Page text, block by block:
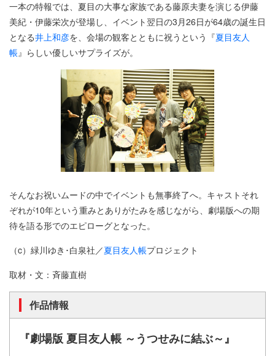
一本の特報では、夏目の大事な家族である藤原夫妻を演じる伊藤
美紀・伊藤栄次が登場し、イベント翌日の3月26日が64歳の誕生日
となる井上和彦を、会場の観客とともに祝うという『夏目友人
帳』らしい優しいサプライズが。
そんなお祝いムードの中でイベントも無事終了へ。キャストそれ
ぞれが10年という重みとありがたみを感じながら、劇場版への期
待を語る形でのエピローグとなった。
（c）緑川ゆき･白泉社／夏目友人帳プロジェクト
取材・文：斉藤直樹
作品情報
『劇場版 夏目友人帳 ～うつせみに結ぶ～』